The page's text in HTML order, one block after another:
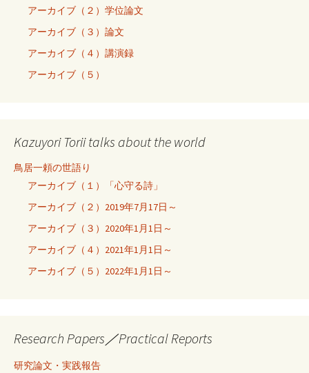
アーカイブ（２）学位論文
アーカイブ（３）論文
アーカイブ（４）講演録
アーカイブ（５）
Kazuyori Torii talks about the world
鳥居一頼の世語り
アーカイブ（１）「心守る詩」
アーカイブ（２）2019年7月17日～
アーカイブ（３）2020年1月1日～
アーカイブ（４）2021年1月1日～
アーカイブ（５）2022年1月1日～
Research Papers／Practical Reports
研究論文・実践報告